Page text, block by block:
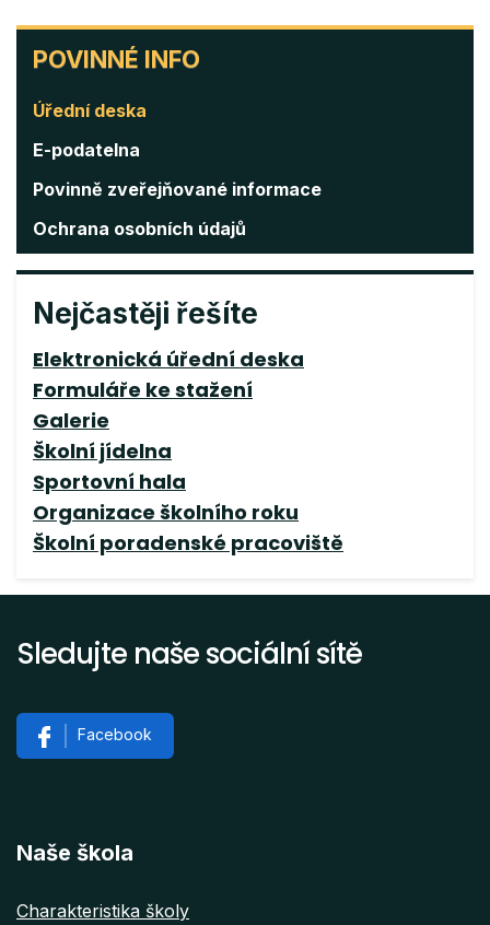
POVINNÉ
INFO
POVINNÉ INFO
Úřední deska
E-podatelna
Povinně zveřejňované informace
Ochrana osobních údajů
Nejčastěji řešíte
Elektronická úřední deska
Formuláře ke stažení
Galerie
Školní jídelna
Sportovní hala
Organizace školního roku
Školní poradenské pracoviště
Sledujte naše sociální sítě
Facebook
Naše škola
Charakteristika školy